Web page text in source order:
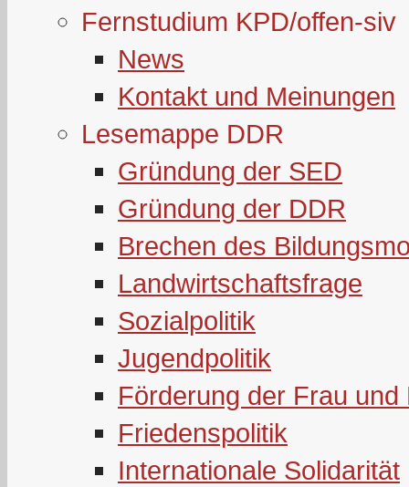
Fernstudium KPD/offen-siv
News
Kontakt und Meinungen
Lesemappe DDR
Gründung der SED
Gründung der DDR
Brechen des
Landwirtschaftsfrage
Sozialpolitik
Jugendpolitik
Förderung der Frau und
Friedenspolitik
Internationale Solidarität